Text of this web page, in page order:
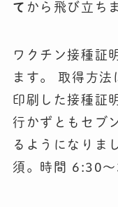
て から飛び立ち
ワクチン接種証
ます。 取得方
印刷した接種証
行かずともセブ
るようになりま
須。時間 6:30〜